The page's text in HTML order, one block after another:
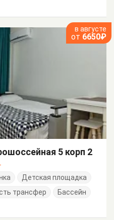
в августе
от 6650₽
5 корп 2
Детская площадка
трансфер
Бассейн